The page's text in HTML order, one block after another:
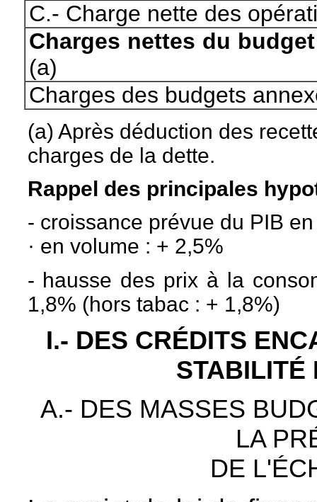
C.- Charge nette des
Charges nettes du
(a)
Charges des budgets
(a) Après déduction des
charges de la dette.
Rappel des principales
- croissance prévue du PIB
· en volume : + 2,5%
- hausse des prix à la
1,8% (hors tabac : + 1,8%)
I.- DES CRÉDITS
STABILITÉ
A.- DES MASSES
LA
DE